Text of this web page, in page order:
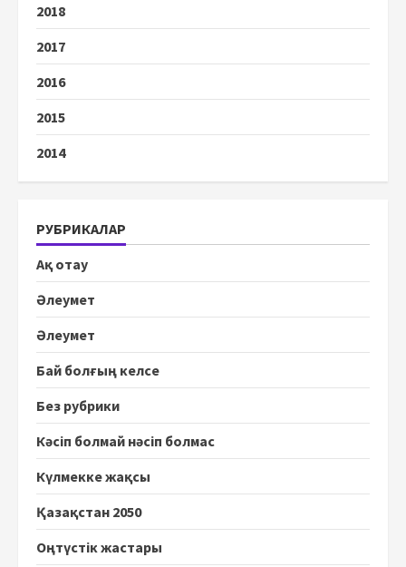
2018
2017
2016
2015
2014
РУБРИКАЛАР
Ақ отау
Әлеумет
Әлеумет
Бай болғың келсе
Без рубрики
Кәсіп болмай нәсіп болмас
Күлмекке жақсы
Қазақстан 2050
Оңтүстік жастары